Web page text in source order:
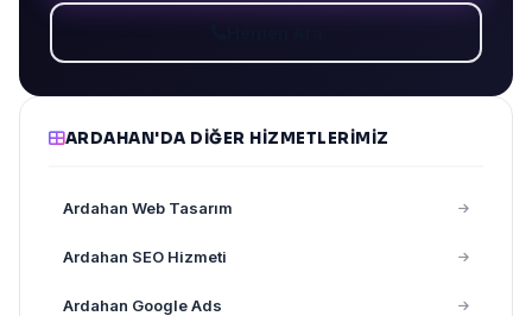
ARDAHAN'DA DIĞER HIZMETLERIMIZ
Ardahan Web Tasarım
Ardahan SEO Hizmeti
Ardahan Google Ads